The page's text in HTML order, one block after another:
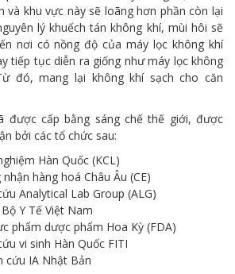
và khu vực này sẽ loãng hơn phần còn lại
lý khuếch tán không khí, mùi hôi sẽ
nơi có nồng độ của máy lọc không khí
tiếp tục diễn ra giống như máy lọc không
đó, mang lại không khí sạch cho căn
được cấp bằng sáng chế thế giới, được
bởi các tổ chức sau:
Hàn Quốc (KCL)
hàng hoá Châu Âu (CE)
Analytical Lab Group (ALG)
Y Tế Việt Nam
phẩm dược phẩm Hoa Kỳ (FDA)
vi sinh Hàn Quốc FITI
cứu IA Nhật Bản